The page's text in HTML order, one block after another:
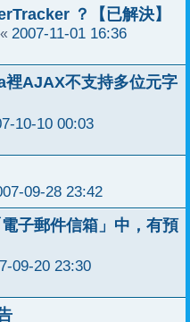
？【已解決】
« 2007-11-01 16:36
AJAX不支持多位元字
10-10 00:03
09-28 23:42
子郵件信箱」中，有預
09-20 23:30